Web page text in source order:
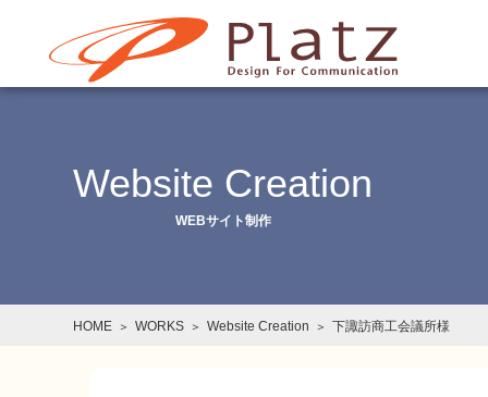
Website Creation
WEBサイト制作
HOME WORKS Website Creation 下諏訪商工会議所様